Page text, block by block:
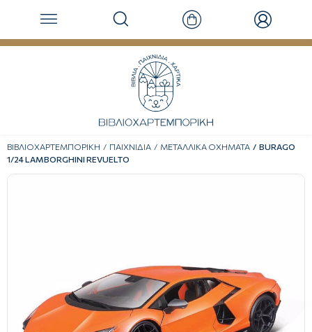
ΒΙΒΛΙΟΧΑΡΤΕΜΠΟΡΙΚΗ ΠΑΙΧΝΙΔΙΑ ΜΕΤΑΛΛΙΚΑ ΟΧΗΜΑΤΑ
BURAGO
1/24 LAMBORGHINI REVUELTO